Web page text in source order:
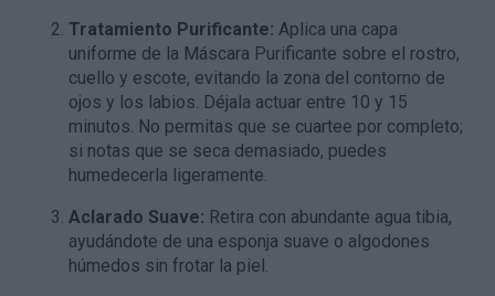
Tratamiento Purificante: Aplica una capa
uniforme de la Máscara Purificante sobre el rostro,
cuello y escote, evitando la zona del contorno de
ojos y los labios. Déjala actuar entre 10 y 15
minutos. No permitas que se cuartee por completo;
si notas que se seca demasiado, puedes
humedecerla ligeramente.
Aclarado Suave: Retira con abundante agua tibia,
ayudándote de una esponja suave o algodones
húmedos sin frotar la piel.